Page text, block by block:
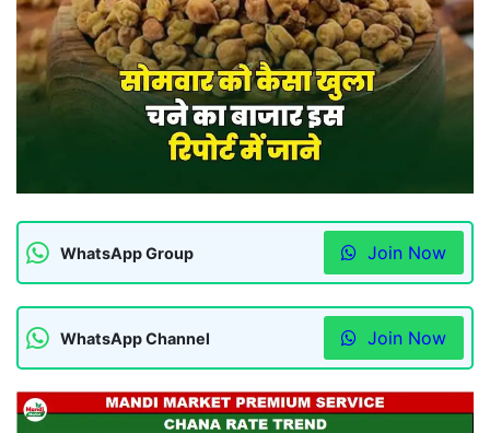
WhatsApp Group Join Now
WhatsApp Channel Join Now